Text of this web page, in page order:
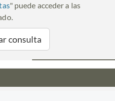
" puede acceder a las
consulta